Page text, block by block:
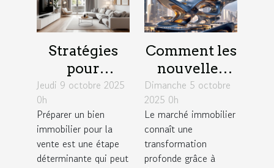
Stratégies
pour
augmenter la
votre bien
avant la
vente
Jeudi 9 octobre 2025
0h
Préparer un bien
immobilier pour la
vente est une étape
déterminante qui peut
Comment les
nouvelles
technologies
influencent-
elles le
marché
immobilier ?
Dimanche 5 octobre
2025 0h
Le marché immobilier
connaît une
transformation
profonde grâce à